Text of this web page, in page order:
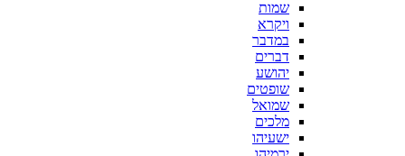
שמות
ויקרא
במדבר
דברים
יהושע
שופטים
שמואל
מלכים
ישעיהו